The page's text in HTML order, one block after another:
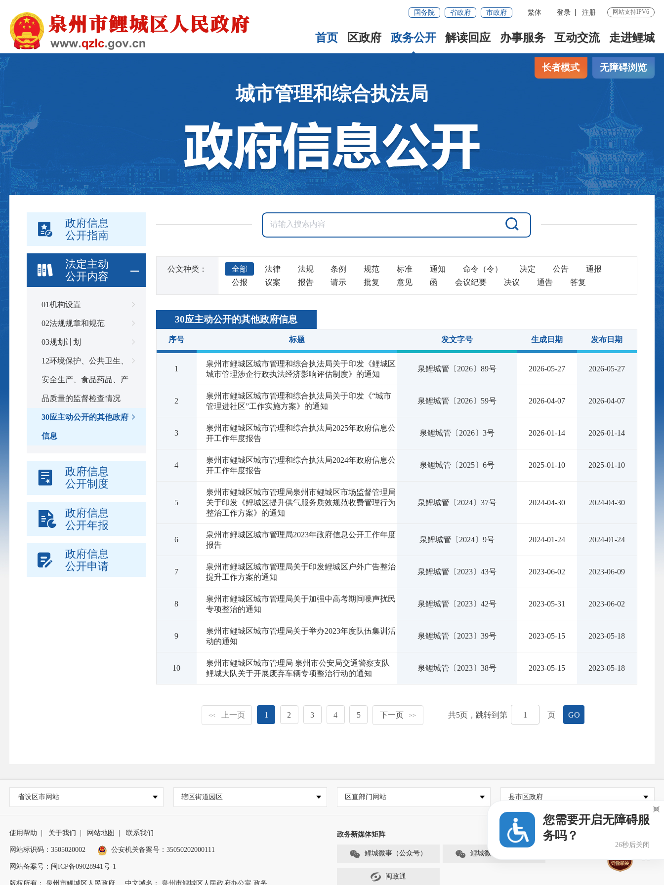
国务院 省政府 市政府 繁体 登录 注册 网站支持IPV6
首页 区政府 政务公开 解读回应 办事服务 互动交流 走进鲤城
长者模式 无障碍浏览
城市管理和综合执法局
政府信息
公开指南
法定主动
公开内容
01机构设置
02法规规章和规范
03规划计划
12环境保护、公共卫生、
安全生产、食品药品、产
品质量的监督检查情况
30应主动公开的其他政府
信息
政府信息
公开制度
政府信息
公开年报
政府信息
公开申请
公文种类： 全部 法律 法规 条例 规范 标准 通知 命令（令） 决定 公告
通报
公报
议案 报告 请示 批复 意见 函 会议纪要 决议 通告 答复
30应主动公开的其他政府信息
序号 标题 发文字号 生成日期 发布日期
1
泉州市鲤城区城市管理和综合执法局关于印发《鲤城区
城市管理涉企行政执法经济影响评估制度》的通知
泉鲤城管〔2026〕89号 2026-05-27 2026-05-27
2
泉州市鲤城区城市管理和综合执法局关于印发《“城市
管理进社区”工作实施方案》的通知
泉鲤城管〔2026〕59号 2026-04-07 2026-04-07
3
泉州市鲤城区城市管理和综合执法局2025年政府信息公
开工作年度报告
泉鲤城管〔2026〕3号 2026-01-14 2026-01-14
4
泉州市鲤城区城市管理和综合执法局2024年政府信息公
开工作年度报告
泉鲤城管〔2025〕6号 2025-01-10 2025-01-10
5
泉州市鲤城区城市管理局泉州市鲤城区市场监督管理局
关于印发《鲤城区提升供气服务质效规范收费管理行为
整治工作方案》的通知
泉鲤城管〔2024〕37号 2024-04-30 2024-04-30
6
泉州市鲤城区城市管理局2023年政府信息公开工作年度
报告
泉鲤城管〔2024〕9号 2024-01-24 2024-01-24
7
泉州市鲤城区城市管理局关于印发鲤城区户外广告整治
提升工作方案的通知
泉鲤城管〔2023〕43号 2023-06-02 2023-06-09
8
泉州市鲤城区城市管理局关于加强中高考期间噪声扰民
专项整治的通知
泉鲤城管〔2023〕42号 2023-05-31 2023-06-02
9
泉州市鲤城区城市管理局关于举办2023年度队伍集训活
动的通知
泉鲤城管〔2023〕39号 2023-05-15 2023-05-18
10
泉州市鲤城区城市管理局 泉州市公安局交通警察支队
鲤城大队关于开展废弃车辆专项整治行动的通知
泉鲤城管〔2023〕38号 2023-05-15 2023-05-18
<< 上一页 1 2 3 4 5 下一页 >> 共5页，跳转到第 页 GO
省设区市网站 辖区街道园区 区直部门网站 县市区政府
使用帮助 关于我们 网站地图 联系我们
网站标识码：3505020002 公安机关备案号：35050202000111
网站备案号：闽ICP备09028941号-1
版权所有： 泉州市鲤城区人民政府 中文域名： 泉州市鲤城区人民政府办公室.政务
政务新媒体矩阵
鲤城微事（公众号） 鲤城微事（视频号）
闽政通
您需要开启无障碍服
务吗？
26秒后关闭
